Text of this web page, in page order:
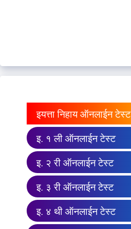
इयत्ता निहाय ऑनलाईन टेस्ट
इ. १ ली ऑनलाईन टेस्ट
इ. २ री ऑनलाईन टेस्ट
इ. ३ री ऑनलाईन टेस्ट
इ. ४ थी ऑनलाईन टेस्ट